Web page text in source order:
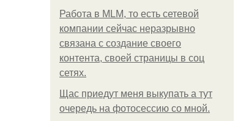
Работа в MLM, то есть сетевой
компании сейчас неразрывно
связана с создание своего
контента, своей страницы в соц
сетях.
Щас приедут меня выкупать а тут
очередь на фотосессию со мной.